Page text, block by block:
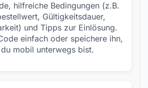
hilfreiche Bedingungen (z.B.
Gültigkeitsdauer,
und Tipps zur Einlösung.
einfach oder speichere ihn,
mobil unterwegs bist.